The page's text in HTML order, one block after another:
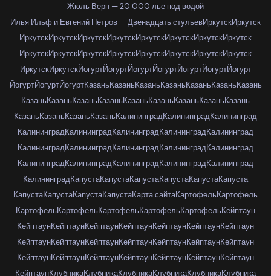
Жюль Верн — 20 000 лье под водой
Илья Ильф и Евгений Петров — Двенадцать стульевИркутскИркутск
ИркутскИркутскИркутскИркутскИркутскИркутскИркутскИркутск
ИркутскИркутскИркутскИркутскИркутскИркутскИркутскИркутск
ИркутскИркутскЙогуртЙогуртЙогуртЙогуртЙогуртЙогуртЙогурт
ЙогуртЙогуртЙогуртКазаньКазаньКазаньКазаньКазаньКазаньКазань
КазаньКазаньКазаньКазаньКазаньКазаньКазаньКазаньКазань
КазаньКазаньКазаньКазаньКалининградКалининградКалининград
КалининградКалининградКалининградКалининградКалининград
КалининградКалининградКалининградКалининградКалининград
КалининградКалининградКалининградКалининградКалининград
КалининградКапустаКапустаКапустаКапустаКапустаКапуста
КапустаКапустаКапустаКапустаКарта сайтаКартофельКартофель
КартофельКартофельКартофельКартофельКартофельКейптаун
КейптаунКейптаунКейптаунКейптаунКейптаунКейптаунКейптаун
КейптаунКейптаунКейптаунКейптаунКейптаунКейптаунКейптаун
КейптаунКейптаунКейптаунКейптаунКейптаунКейптаунКейптаун
КейптаунКлубникаКлубникаКлубникаКлубникаКлубникаКлубника